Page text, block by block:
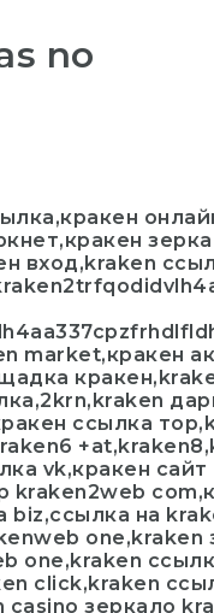
no
вход,kraken
market,кракен
ссылка
vk,кракен
kraken2web
biz,ссылка на
one,kraken
click,kraken
зеркало